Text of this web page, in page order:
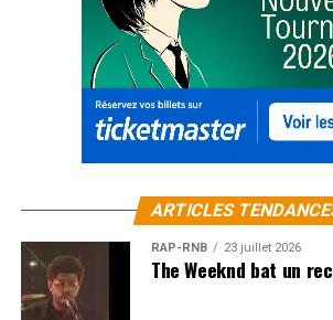
J’avais accepté cette commande de
Nationale, dans cette classe de CE1-
composer toute l’année et faire un
C’était à Montluçon, la ville où
m’investisse, que je prenne le temps
du temps. Ça tombait au moment où
composer cet album. J’étais toujours à
naturel, du simple, du naïf. Là je l’avais
les mômes. Si je commençais à
et au niveau du texte, j’avais
ARTICLES
RAP-RNB 23 juillet 2026
The Weeknd bat un